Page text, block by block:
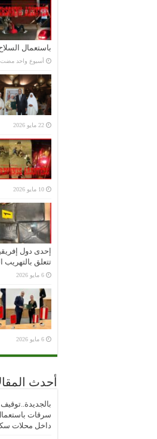
باستعمال
‏أسبوع واحد مضت
22 مايو 2026
10 مايو 2026
إحدى دول
تتعلق بالتهريب
6 مايو 2026
6 مايو 2026
أحدث
سرقات
داخل محلات